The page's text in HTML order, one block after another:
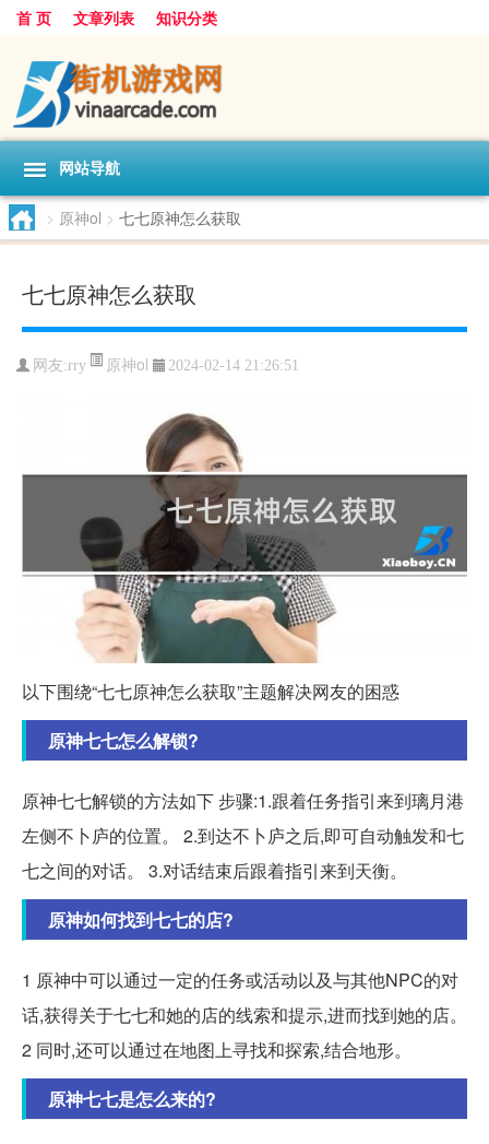
首 页 文章列表 知识分类
网站导航
> 原神ol > 七七原神怎么获取
七七原神怎么获取
网友:rry 原神ol 2024-02-14 21:26:51
以下围绕“七七原神怎么获取”主题解决网友的困惑
原神七七怎么解锁?
原神七七解锁的方法如下 步骤:1.跟着任务指引来到璃月港
左侧不卜庐的位置。 2.到达不卜庐之后,即可自动触发和七
七之间的对话。 3.对话结束后跟着指引来到天衡。
原神如何找到七七的店?
1 原神中可以通过一定的任务或活动以及与其他NPC的对
话,获得关于七七和她的店的线索和提示,进而找到她的店。
2 同时,还可以通过在地图上寻找和探索,结合地形。
原神七七是怎么来的?